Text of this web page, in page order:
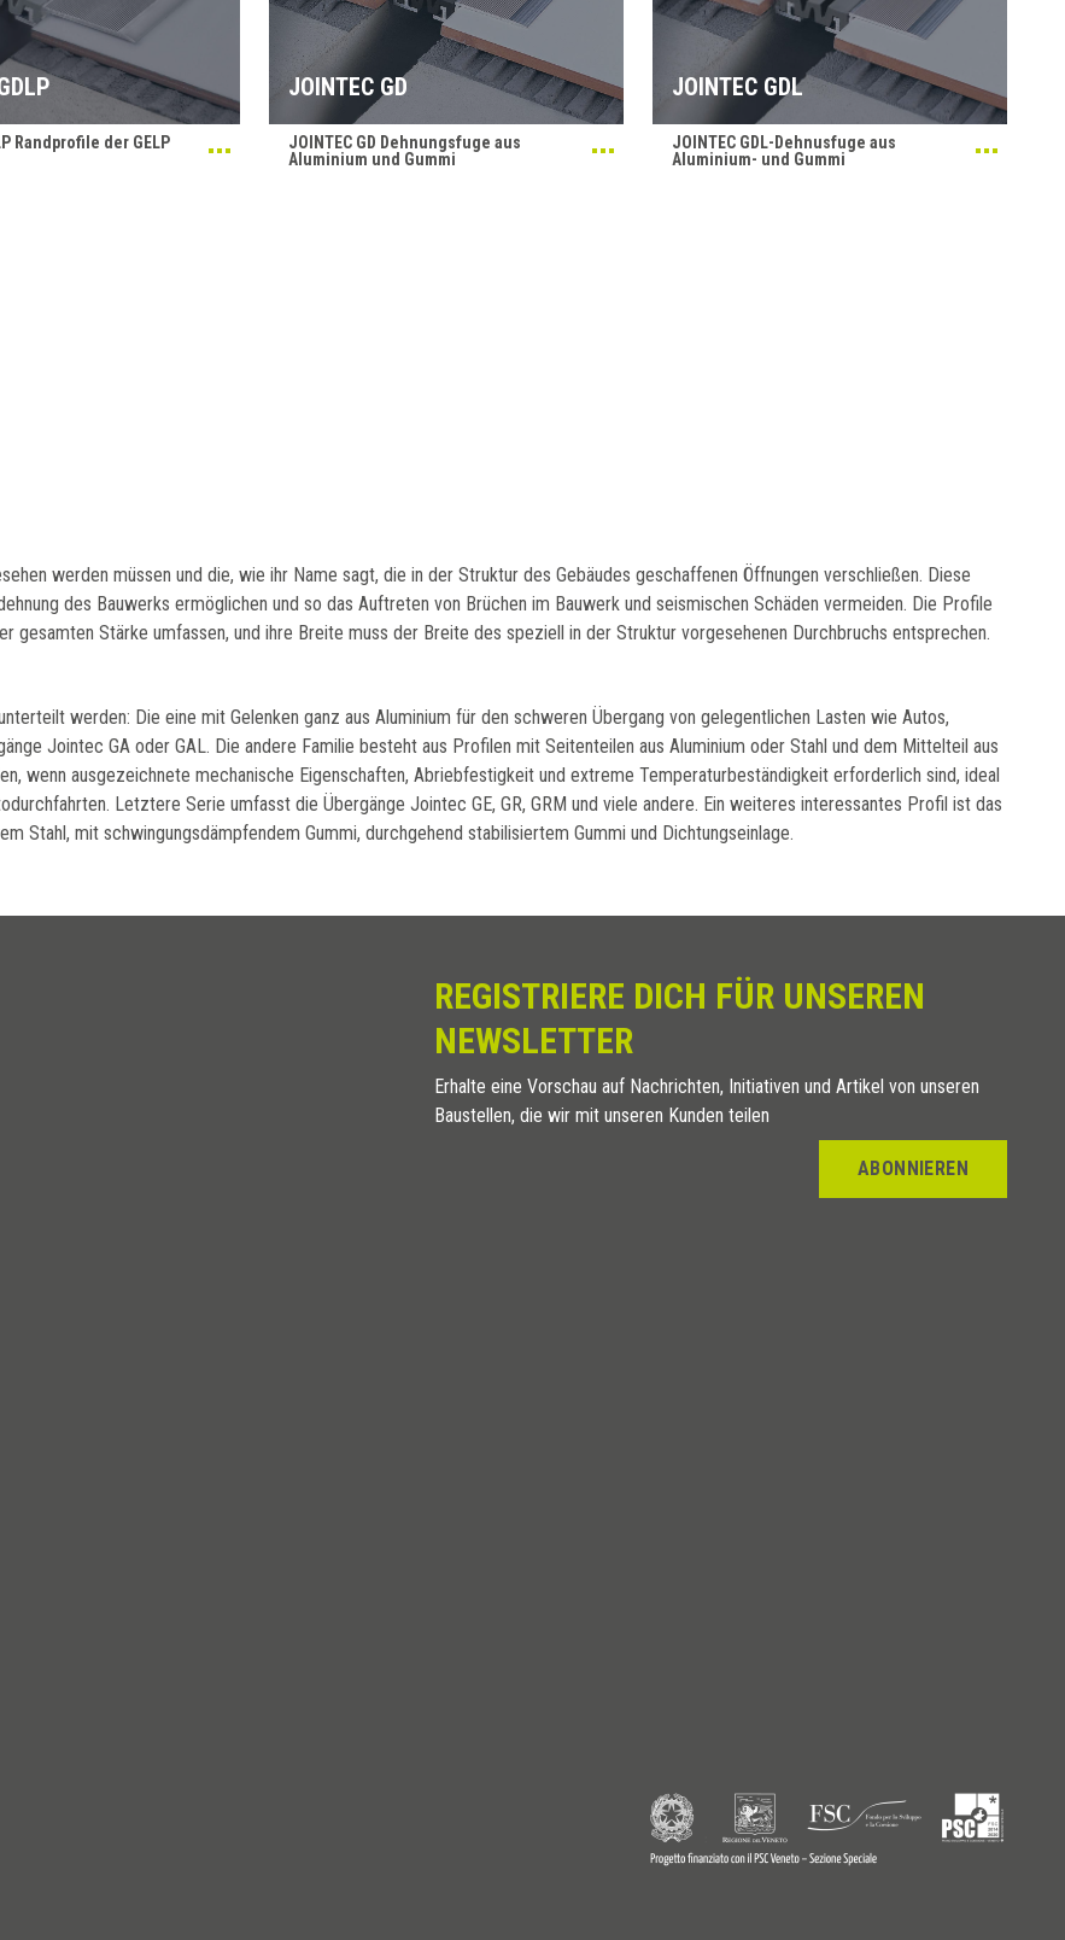
Randprofile der GELP
JOINTEC GD
JOINTEC GD Dehnungsfuge aus
Aluminium und Gummi
JOINTEC GDL
JOINTEC GDL-Dehnusfuge aus
Aluminium- und Gummi
werden müssen und die, wie ihr Name sagt, die in der Struktur des Gebäudes geschaffenen Öffnungen verschließen. Diese
des Bauwerks ermöglichen und so das Auftreten von Brüchen im Bauwerk und seismischen Schäden vermeiden. Die Profile
gesamten Stärke umfassen, und ihre Breite muss der Breite des speziell in der Struktur vorgesehenen Durchbruchs entsprechen.
werden: Die eine mit Gelenken ganz aus Aluminium für den schweren Übergang von gelegentlichen Lasten wie Autos,
Jointec GA oder GAL. Die andere Familie besteht aus Profilen mit Seitenteilen aus Aluminium oder Stahl und dem Mittelteil aus
wenn ausgezeichnete mechanische Eigenschaften, Abriebfestigkeit und extreme Temperaturbeständigkeit erforderlich sind, ideal
Letztere Serie umfasst die Übergänge Jointec GE, GR, GRM und viele andere. Ein weiteres interessantes Profil ist das
Stahl, mit schwingungsdämpfendem Gummi, durchgehend stabilisiertem Gummi und Dichtungseinlage.
REGISTRIERE DICH FÜR UNSEREN
NEWSLETTER
Erhalte eine Vorschau auf Nachrichten, Initiativen und Artikel von unseren
Baustellen, die wir mit unseren Kunden teilen
ABONNIEREN